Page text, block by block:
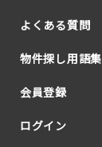
よくある質問
物件探し用語集
会員登録
ログイン